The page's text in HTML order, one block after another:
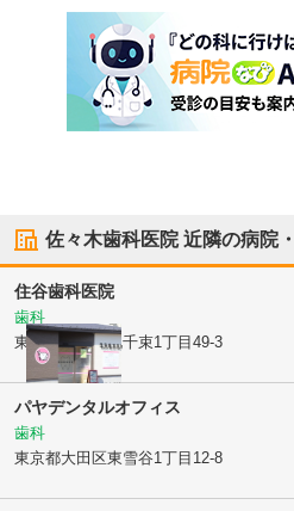
佐々木歯科医院近隣の病院
住谷歯科医院
歯科
東京都大田区北千束1丁目49-3
パヤデンタルオフィス
歯科
東京都大田区東雪谷1丁目12-8